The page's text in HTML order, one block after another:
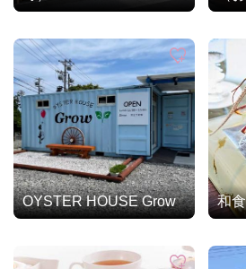
OYSTER HOUSE Grow 和